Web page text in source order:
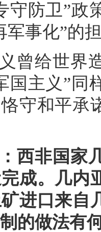
守防卫”政
军事化”的
曾给世界
国主义”同
守和平承
西非国家
成。几内
进口来自
的做法有